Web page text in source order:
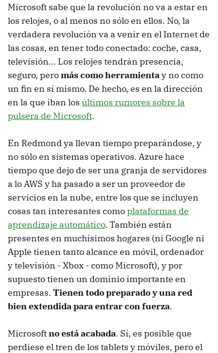
Microsoft sabe que la revolución no va a estar en
los relojes, o al menos no sólo en ellos. No, la
verdadera revolución va a venir en el Internet de
las cosas, en tener todo conectado: coche, casa,
televisión... Los relojes tendrán presencia,
seguro, peromás como herramientay no como
un fin en sí mismo. De hecho, es en la dirección
en la que iban los últimos rumores sobre la
pulsera de Microsoft.
En Redmond ya llevan tiempo preparándose, y
no sólo en sistemas operativos. Azure hace
tiempo que dejo de ser una granja de servidores
a lo AWS y ha pasado a ser un proveedor de
servicios en la nube, entre los que se incluyen
cosas tan interesantes comoplataformas de
aprendizaje automático. También están
presentes en muchísimos hogares (ni Google ni
Apple tienen tanto alcance en móvil, ordenador
y televisión - Xbox - como Microsoft), y por
supuesto tienen un dominio importante en
empresas. Tienen todo preparado y una red
bien extendida para entrar con fuerza.
Microsoftno está acabada. Sí, es posible que
perdiese el tren de los tablets y móviles, pero el